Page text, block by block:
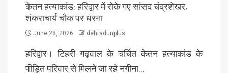
केतन हत्याकांड: हरिद्वार में रोके गए सांसद चंद्रशेखर,
शंकराचार्य चौक पर धरना
June 28, 2026 dehradunplus
हरिद्वार। टिहरी गढ़वाल के चर्चित केतन हत्याकांड के
पीड़ित परिवार से मिलने जा रहे नगीना…